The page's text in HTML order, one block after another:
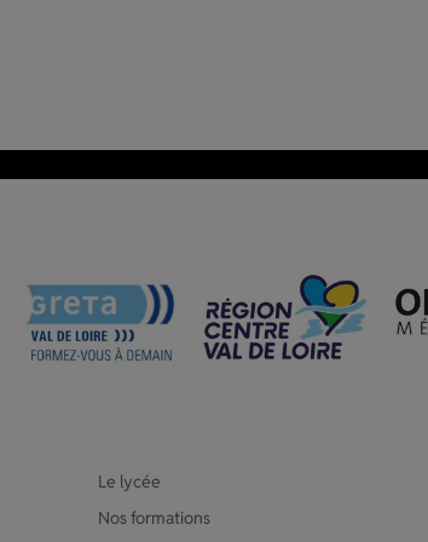
Le lycée
Nos formations